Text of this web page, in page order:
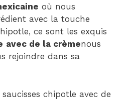
où nous
avec la touche
ce sont les exquis
avec de la crèmenous
rejoindre dans sa
chipotle avec de